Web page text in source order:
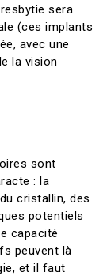
sera
(ces implants
avec une
la vision
sont
: la
cristallin, des
potentiels
capacité
peuvent là
et il faut